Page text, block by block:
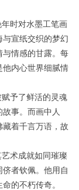
时对水墨工笔画
宣纸交织的梦幻
与情感的甘露。每
他内心世界细腻情
予了鲜活的灵魂
事。而画中人
着千言万语，故
术成就如同璀璨
者钦佩。他用自
的不朽传奇。